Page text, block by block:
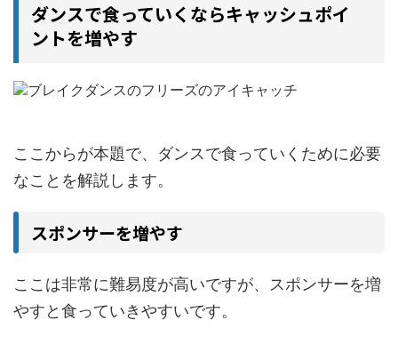
ダンスで食っていくならキャッシュポイ
ントを増やす
ここからが本題で、ダンスで食っていくために必要
なことを解説します。
スポンサーを増やす
ここは非常に難易度が高いですが、スポンサーを増
やすと食っていきやすいです。